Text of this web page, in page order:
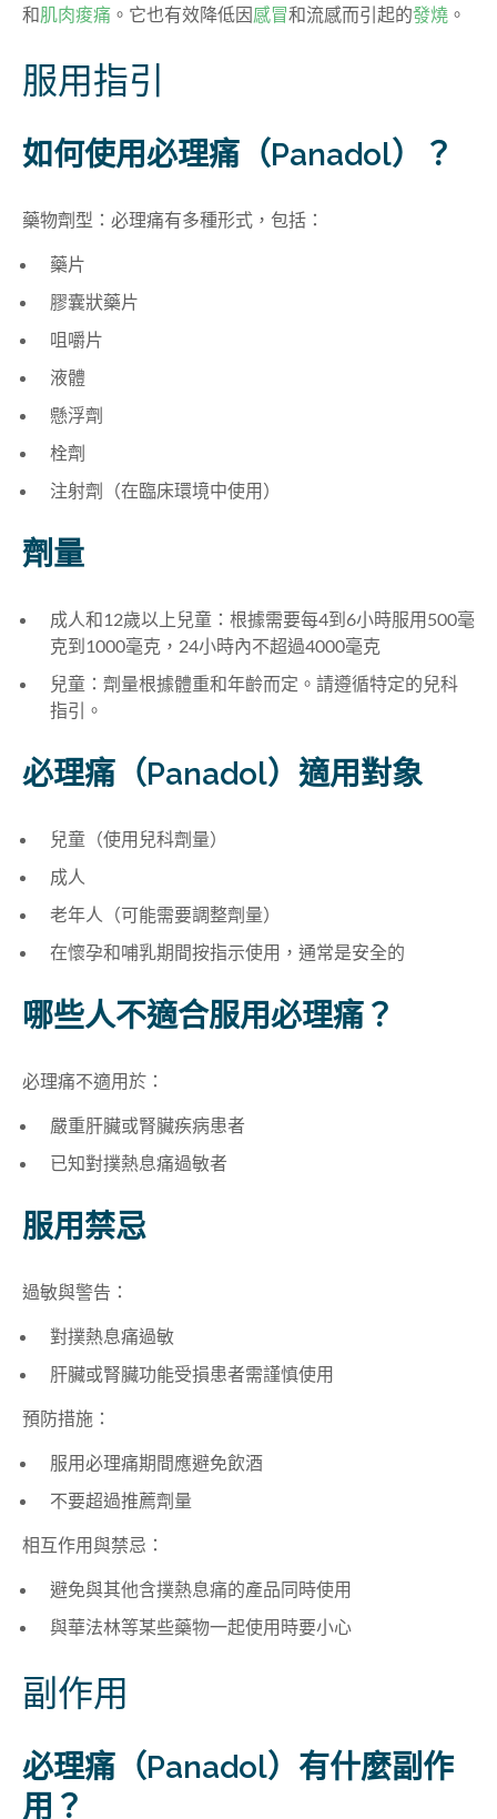
和肌肉痠痛 。它也有效降低因感冒和流感而引起的發燒 。
服用指引
如何使用必理痛（Panadol）？
藥物劑型：必理痛有多種形式，包括：
藥片
膠囊狀藥片
咀嚼片
液體
懸浮劑
栓劑
注射劑（在臨床環境中使用）
劑量
成人和12歲以上兒童：根據需要每4到6小時服用500毫
克到1000毫克，24小時內不超過4000毫克
兒童：劑量根據體重和年齡而定。請遵循特定的兒科
指引。
必理痛（Panadol）適用對象
兒童（使用兒科劑量）
成人
老年人（可能需要調整劑量）
在懷孕和哺乳期間按指示使用，通常是安全的
哪些人不適合服用必理痛？
必理痛不適用於：
嚴重肝臟或腎臟疾病患者
已知對撲熱息痛過敏者
服用禁忌
過敏與警告：
對撲熱息痛過敏
肝臟或腎臟功能受損患者需謹慎使用
預防措施：
服用必理痛期間應避免飲酒
不要超過推薦劑量
相互作用與禁忌：
避免與其他含撲熱息痛的產品同時使用
與華法林等某些藥物一起使用時要小心
副作用
必理痛（Panadol）有什麼副作
用？